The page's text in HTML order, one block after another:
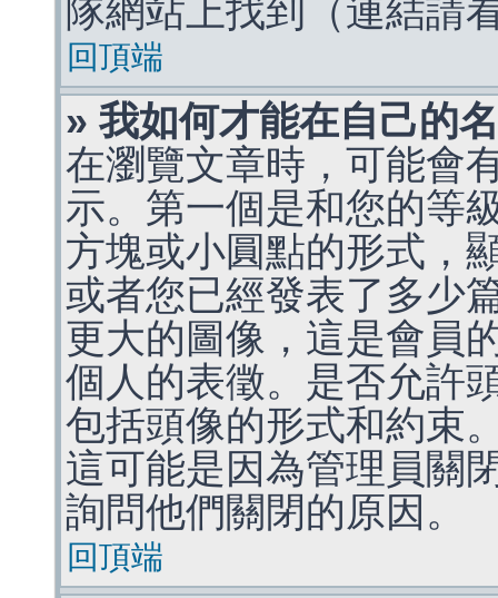
隊網站上找到（連結請
回頂端
» 我如何才能在自己的
在瀏覽文章時，可能會
示。第一個是和您的等
方塊或小圓點的形式，
或者您已經發表了多少
更大的圖像，這是會員
個人的表徵。是否允許
包括頭像的形式和約束
這可能是因為管理員關
詢問他們關閉的原因。
回頂端